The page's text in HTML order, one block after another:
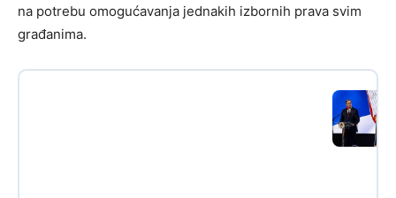
na potrebu omogućavanja jednakih izbornih prava svim
građanima.